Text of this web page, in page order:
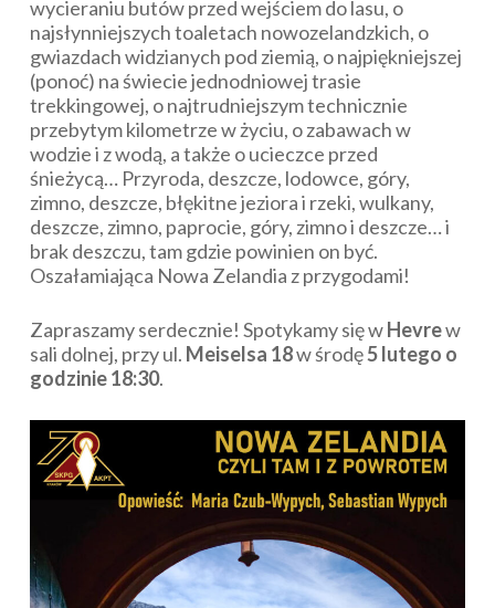
wycieraniu butów przed wejściem do lasu, o
najsłynniejszych toaletach nowozelandzkich, o
gwiazdach widzianych pod ziemią, o najpiękniejszej
(ponoć) na świecie jednodniowej trasie
trekkingowej, o najtrudniejszym technicznie
przebytym kilometrze w życiu, o zabawach w
wodzie i z wodą, a także o ucieczce przed
śnieżycą… Przyroda, deszcze, lodowce, góry,
zimno, deszcze, błękitne jeziora i rzeki, wulkany,
deszcze, zimno, paprocie, góry, zimno i deszcze… i
brak deszczu, tam gdzie powinien on być.
Oszałamiająca Nowa Zelandia z przygodami!
Zapraszamy serdecznie! Spotykamy się wHevrew
sali dolnej, przy ul. Meiselsa 18w środę5 lutego o
godzinie 18:30.